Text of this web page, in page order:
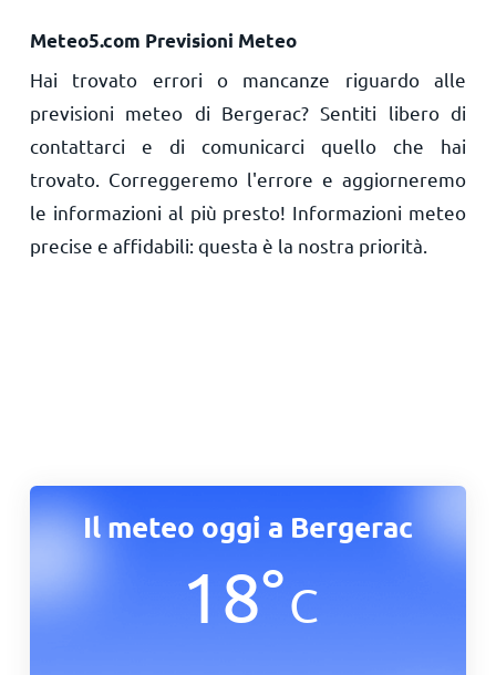
Meteo5.com Previsioni Meteo
Hai trovato errori o mancanze riguardo alle
previsioni meteo di Bergerac? Sentiti libero di
contattarci e di comunicarci quello che hai
trovato. Correggeremo l'errore e aggiorneremo
le informazioni al più presto! Informazioni meteo
precise e affidabili: questa è la nostra priorità.
Il meteo oggi a Bergerac
18°C